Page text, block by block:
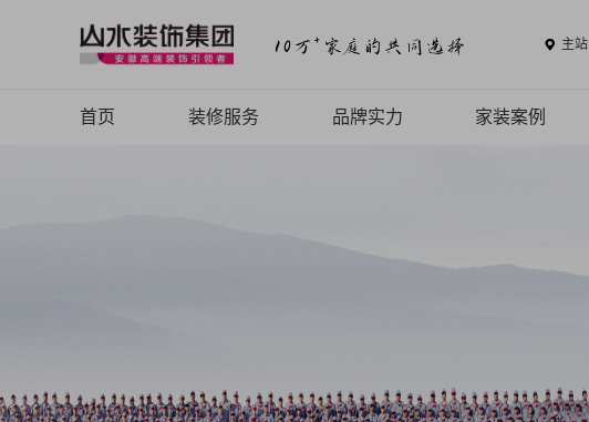
主站
首页 装修服务 品牌实力
山水视频
家装案例
全景VR